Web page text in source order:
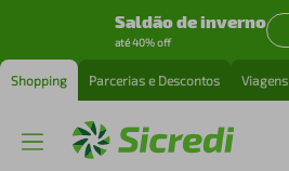
Saldão de inverno
até 40% off
Shopping Parcerias e Descontos Viagens